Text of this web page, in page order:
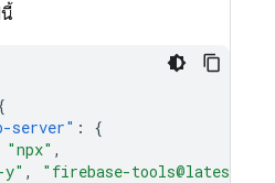
server" :
{
"npx" ,
, "firebase-tools@latest"